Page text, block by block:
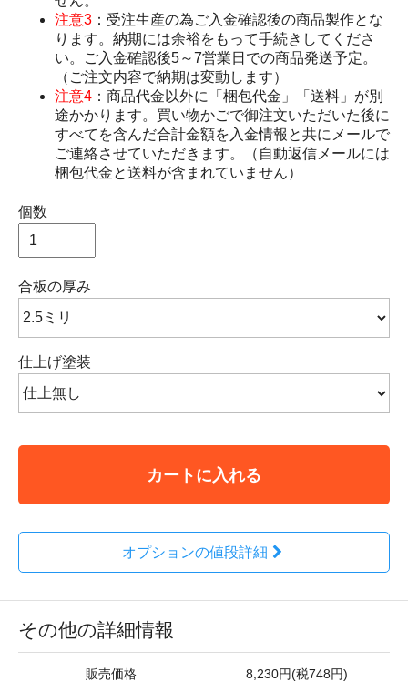
注意3 ：受注生産の為ご入金確認後の商品製作とな
ります。納期には余裕をもって手続きしてくださ
い。ご入金確認後5～7営業日での商品発送予定。
（ご注文内容で納期は変動します）
注意4 ：商品代金以外に「梱包代金」「送料」が別
途かかります。買い物かごで御注文いただいた後に
すべてを含んだ合計金額を入金情報と共にメールで
ご連絡させていただきます。（自動返信メールには
梱包代金と送料が含まれていません）
個数
合板の厚み
仕上げ塗装
カートに入れる
オプションの値段詳細
その他の詳細情報
販売価格 8,230円(税748円)